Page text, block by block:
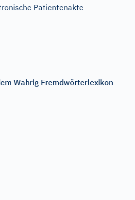
Patientenakte
Wahrig Fremdwörterlexikon